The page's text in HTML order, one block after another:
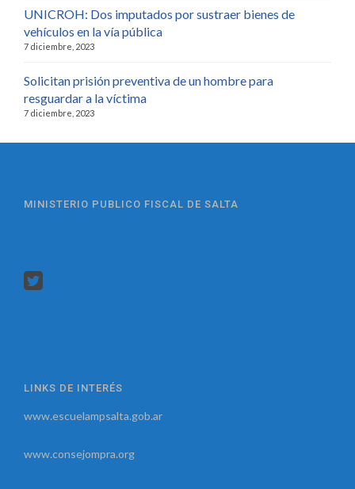
UNICROH: Dos imputados por sustraer bienes de
vehículos en la vía pública
7 diciembre, 2023
Solicitan prisión preventiva de un hombre para
resguardar a la víctima
7 diciembre, 2023
MINISTERIO PUBLICO FISCAL DE SALTA
LINKS DE INTERÉS
www.escuelampsalta.gob.ar
www.consejompra.org